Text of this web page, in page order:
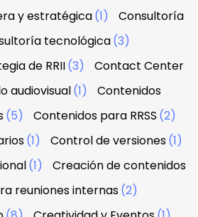
y estratégica(1)
Consultoría
tecnológica(3)
de RRII(3)
Contact Center
audiovisual(1)
Contenidos
(5) Contenidos para RRSS (2)
(1) Control de versiones(1)
(1)
Creación de contenidos
reuniones internas(2)